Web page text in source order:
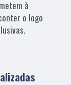
à
o logo